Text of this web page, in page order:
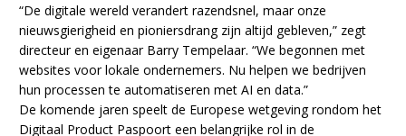
“De digitale wereld verandert razendsnel, maar onze
nieuwsgierigheid en pioniersdrang zijn altijd gebleven,” zegt
directeur en eigenaar Barry Tempelaar. “We begonnen met
websites voor lokale ondernemers. Nu helpen we bedrijven
hun processen te automatiseren met AI en data.”
De komende jaren speelt de Europese wetgeving rondom het
Digitaal Product Paspoort een belangrijke rol in de